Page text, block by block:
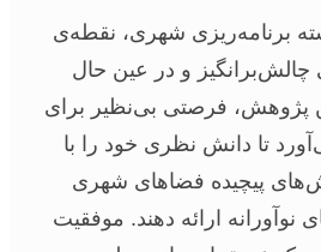
برنامه‌ریزی شهری، نقطه‌ی
چالش‌برانگیز و در عین حال
پژوهش، فرصتی بی‌نظیر برای
تا دانش نظری خود را با
پیچیده فضاهای شهری
نوآورانه ارائه دهند. موفقیت